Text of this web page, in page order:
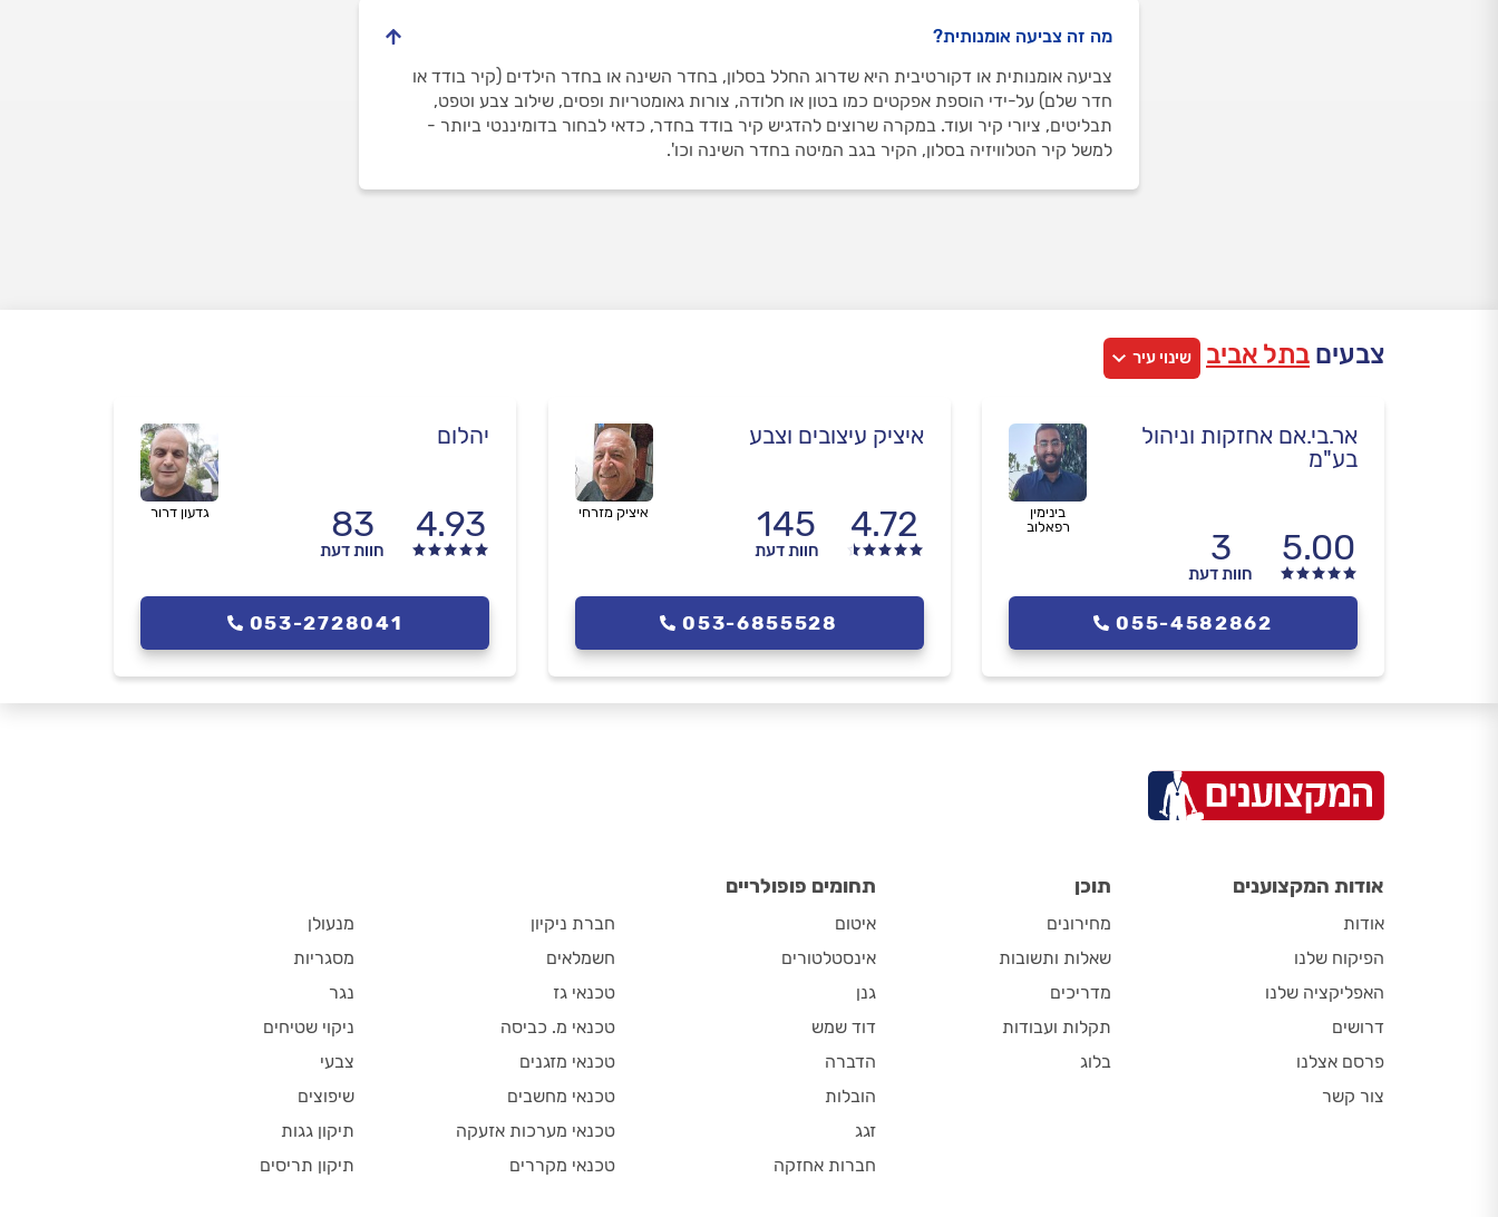
מה זה צביעה אומנותית?
צביעה אומנותית או דקורטיבית היא שדרוג החלל בסלון, בחדר השינה או בחדר הילדים (קיר בודד או
חדר שלם) על-ידי הוספת אפקטים כמו בטון או חלודה, צורות גאומטריות ופסים, שילוב צבע וטפט,
תבליטים, ציורי קיר ועוד. במקרה שרוצים להדגיש קיר בודד בחדר, כדאי לבחור בדומיננטי ביותר -
למשל קיר הטלוויזיה בסלון, הקיר בגב המיטה בחדר השינה וכו'.
צבעים בתל אביב שינוי עיר
אר.בי.אם אחזקות וניהול
בע"מ
5.00
3
חוות דעת
בינימין
רפאלוב
055-4582862
איציק עיצובים וצבע
4.72
145
חוות דעת
איציק מזרחי
053-6855528
יהלום
4.93
83
חוות דעת
גדעון דרור
053-2728041
אודות המקצוענים
אודות
הפיקוח שלנו
האפליקציה שלנו
דרושים
פרסם אצלנו
צור קשר
תוכן
מחירונים
שאלות ותשובות
מדריכים
תקלות ועבודות
בלוג
תחומים פופולריים
איטום
אינסטלטורים
גנן
דוד שמש
הדברה
הובלות
זגג
חברות אחזקה
חברת ניקיון
חשמלאים
טכנאי גז
טכנאי מ. כביסה
טכנאי מזגנים
טכנאי מחשבים
טכנאי מערכות אזעקה
טכנאי מקררים
מנעולן
מסגריות
נגר
ניקוי שטיחים
צבעי
שיפוצים
תיקון גגות
תיקון תריסים